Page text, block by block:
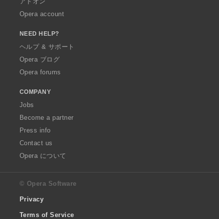
Opera account
NEED HELP?
ヘルプ & サポート
Opera ブログ
Opera forums
COMPANY
Jobs
Become a partner
Press info
Contact us
Opera について
© Opera Software
Privacy
Terms of Service